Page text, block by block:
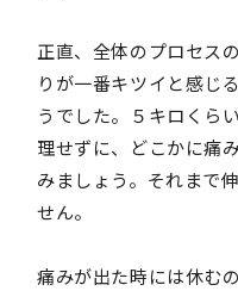
正直、全体のプロセス
りが一番キツイと感じ
うでした。５キロくら
理せずに、どこかに痛
みましょう。それまで
せん。
痛みが出た時には休む